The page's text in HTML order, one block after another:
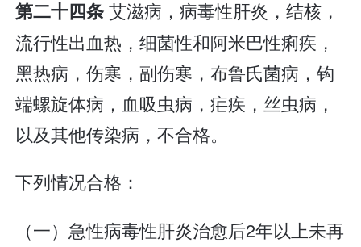
第二十四条艾滋病，病毒性肝炎，结核，
流行性出血热，细菌性和阿米巴性痢疾，
黑热病，伤寒，副伤寒，布鲁氏菌病，钩
端螺旋体病，血吸虫病，疟疾，丝虫病，
以及其他传染病，不合格。
下列情况合格：
（一）急性病毒性肝炎治愈后2年以上未再